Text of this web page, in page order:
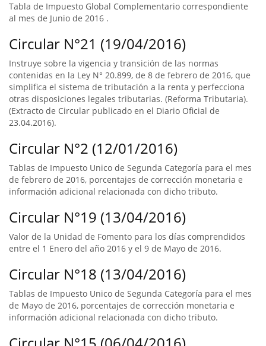
Tabla de Impuesto Global Complementario correspondiente
al mes de Junio de 2016 .
Circular N°21 (19/04/2016)
Instruye sobre la vigencia y transición de las normas
contenidas en la Ley N° 20.899, de 8 de febrero de 2016, que
simplifica el sistema de tributación a la renta y perfecciona
otras disposiciones legales tributarias. (Reforma Tributaria).
(Extracto de Circular publicado en el Diario Oficial de
23.04.2016).
Circular N°2 (12/01/2016)
Tablas de Impuesto Unico de Segunda Categoría para el mes
de febrero de 2016, porcentajes de corrección monetaria e
información adicional relacionada con dicho tributo.
Circular N°19 (13/04/2016)
Valor de la Unidad de Fomento para los días comprendidos
entre el 1 Enero del año 2016 y el 9 de Mayo de 2016.
Circular N°18 (13/04/2016)
Tablas de Impuesto Unico de Segunda Categoría para el mes
de Mayo de 2016, porcentajes de corrección monetaria e
información adicional relacionada con dicho tributo.